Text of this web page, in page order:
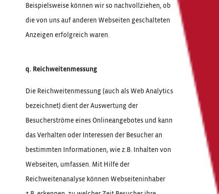
Beispielsweise können wir so nachvollziehen, ob
die von uns auf anderen Webseiten geschalteten
Anzeigen erfolgreich waren.
q. Reichweitenmessung
Die Reichweitenmessung (auch als Web Analytics
bezeichnet) dient der Auswertung der
Besucherströme eines Onlineangebotes und kann
das Verhalten oder Interessen der Besucher an
bestimmten Informationen, wie z.B. Inhalten von
Webseiten, umfassen. Mit Hilfe der
Reichweitenanalyse können Webseiteninhaber